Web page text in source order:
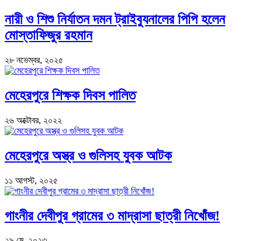
নারী ও শিশু নির্যাতন দমন ট্রাইব্যুনালের পিপি হলেন
মোস্তাফিজুর রহমান
২৮ নভেম্বর, ২০২৫
মেহেরপুরে শিক্ষক দিবস পালিত
২৬ অক্টোবর, ২০২২
মেহেরপুরে অস্ত্র ও গুলিসহ যুবক আটক
১১ আগস্ট, ২০২৫
গাংনীর দেবীপুর গ্রামের ৩ মাদ্রাসা ছাত্রী নিখোঁজ!